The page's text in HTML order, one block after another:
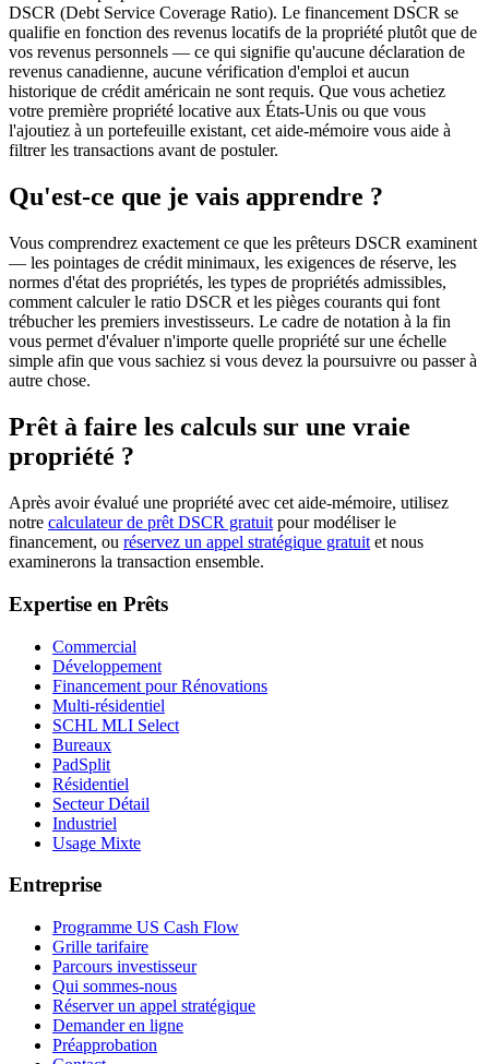
DSCR (Debt Service Coverage Ratio). Le financement DSCR se
qualifie en fonction des revenus locatifs de la propriété plutôt que de
vos revenus personnels — ce qui signifie qu'aucune déclaration de
revenus canadienne, aucune vérification d'emploi et aucun
historique de crédit américain ne sont requis. Que vous achetiez
votre première propriété locative aux États-Unis ou que vous
l'ajoutiez à un portefeuille existant, cet aide-mémoire vous aide à
filtrer les transactions avant de postuler.
Qu'est-ce que je vais apprendre ?
Vous comprendrez exactement ce que les prêteurs DSCR examinent
— les pointages de crédit minimaux, les exigences de réserve, les
normes d'état des propriétés, les types de propriétés admissibles,
comment calculer le ratio DSCR et les pièges courants qui font
trébucher les premiers investisseurs. Le cadre de notation à la fin
vous permet d'évaluer n'importe quelle propriété sur une échelle
simple afin que vous sachiez si vous devez la poursuivre ou passer à
autre chose.
Prêt à faire les calculs sur une vraie
propriété ?
Après avoir évalué une propriété avec cet aide-mémoire, utilisez
notre calculateur de prêt DSCR gratuit pour modéliser le
financement, ou réservez un appel stratégique gratuit et nous
examinerons la transaction ensemble.
Expertise en Prêts
Commercial
Développement
Financement pour Rénovations
Multi-résidentiel
SCHL MLI Select
Bureaux
PadSplit
Résidentiel
Secteur Détail
Industriel
Usage Mixte
Entreprise
Programme US Cash Flow
Grille tarifaire
Parcours investisseur
Qui sommes-nous
Réserver un appel stratégique
Demander en ligne
Préapprobation